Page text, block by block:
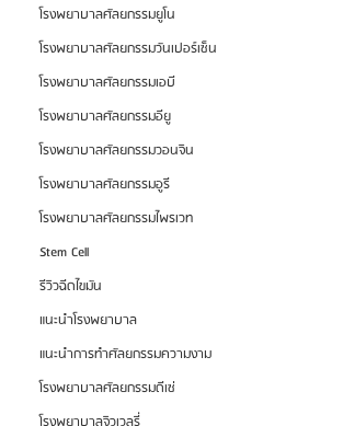
โรงพยาบาลศัลยกรรมยูโน
โรงพยาบาลศัลยกรรมวันเปอร์เซ็น
โรงพยาบาลศัลยกรรมเอบี
โรงพยาบาลศัลยกรรมอียู
โรงพยาบาลศัลยกรรมวอนจิน
โรงพยาบาลศัลยกรรมอูรี
โรงพยาบาลศัลยกรรมไพรเวท
Stem Cell
รีวิวฉีดไขมัน
แนะนำโรงพยาบาล
แนะนำการทำศัลยกรรมความงาม
โรงพยาบาลศัลยกรรมดีเซ่